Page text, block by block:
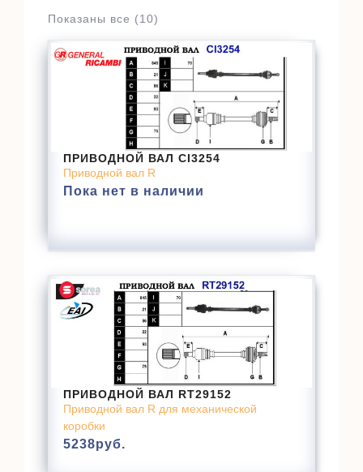
Показаны все (10)
ПРИВОДНОЙ ВАЛ CI3254
Приводной вал R
Пока нет в наличии
ПРИВОДНОЙ ВАЛ RT29152
Приводной вал R для механической
коробки
5238руб.